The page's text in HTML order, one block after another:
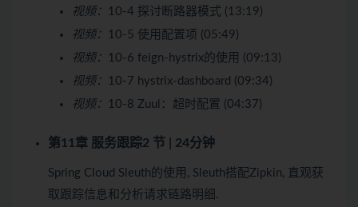
视频：
10-4 探讨断路器模式 (13:19)
视频：
10-5 使用配置项 (05:49)
视频：
10-6 feign-hystrix的使用 (09:13)
视频：
10-7 hystrix-dashboard (09:34)
视频：
10-8 Zuul：超时配置 (04:37)
第11章 服务跟踪2 节 | 24分钟
Spring Cloud Sleuth的使用, Sleuth搭配Zipkin, 直观获
取跟踪信息和分析请求链路明细.